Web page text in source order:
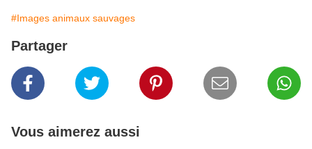
#Images animaux sauvages
Partager
Vous aimerez aussi